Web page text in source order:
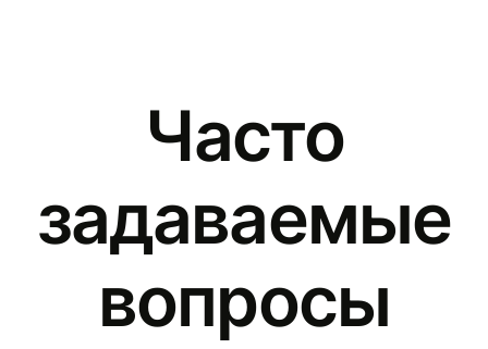
Часто
задаваемые
вопросы